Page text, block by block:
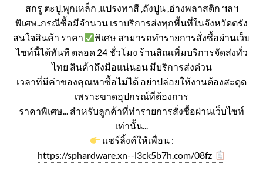
สกรู ตะปู,พุกเหล็ก ,แปรงทาสี ,ถังปูน ,อ่างพลาสติก ฯลฯ
พิเศษ..กรณีซื้อมีจำนวน เราบริการส่งทุกพื้นที่ในจังหวัดตรัง
สนใจสินค้า ราคา
พิเศษ สามารถทำรายการสั่งซื้อผ่านเว็บ
ไซท์นี้ได้ทันที ตลอด 24 ชั่วโมง ร้านสิณเพิ่มบริการจัดส่งทั่ว
ไทย สินค้าถึงมือแน่นอน มีบริการส่งด่วน
เวลาที่มีค่าของคุณหาซื้อไม่ได้ อย่าปล่อยให้งานต้องสะดุด
เพราะขาดอุปกรณ์ที่ต้องการ
ราคาพิเศษ... สำหรับลูกค้าที่ทำรายการสั่งซื้อผ่านเว็บไซท์
เท่านั้น...
แชร์ลิ้งค์ให้เพื่อน :
https://sphardware.xn--l3ck5b7h.com/08fz